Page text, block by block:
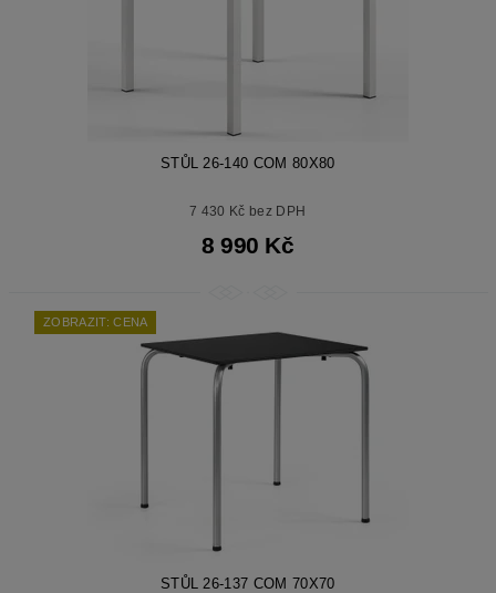
STŮL 26-140 COM 80X80
7 430 Kč bez DPH
8 990 Kč
ZOBRAZIT: CENA
STŮL 26-137 COM 70X70